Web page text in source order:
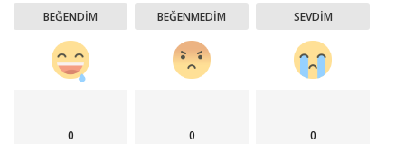
BEĞENDIM BEĞENMEDIM SEVDIM
0 0 0